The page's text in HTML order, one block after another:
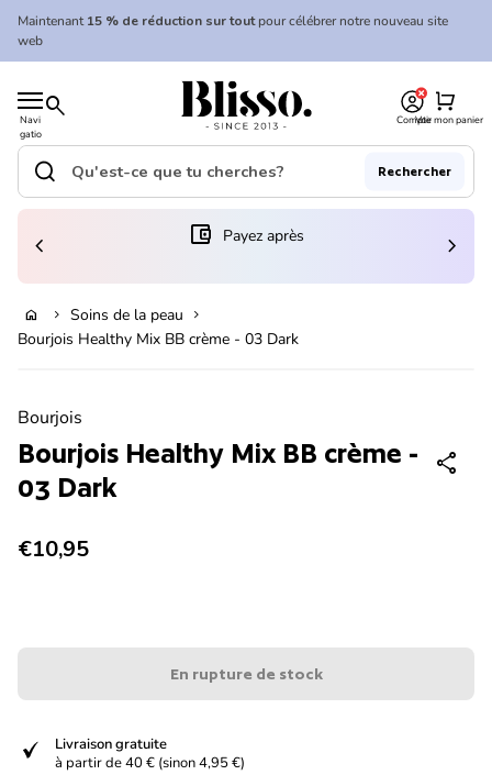
Skip to content
Maintenant15 % de réduction sur toutpour célébrer notre nouveau site
web
Navi
gatio
n
mobil
search
Accueil
CompteVoir mon panier
shopping_cart
Accueil
Recherche"
search Rechercher
(le lien s'ouvre dans un nouvel onglet/fenêtre)
account_balance_wallet Payez après
chevron_left chevron_right
home chevron_right Soins de la peau chevron_right
Bourjois Healthy Mix BB crème - 03 Dark
Bourjois
Bourjois Healthy Mix BB crème -
03 Dark
share
Prix normal
€10,95
En rupture de stock
verified
Livraison gratuite
à partir de 40 € (sinon 4,95 €)